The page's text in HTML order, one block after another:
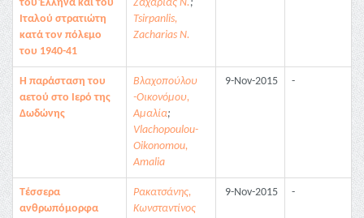
του Έλληνα και του
Ιταλού στρατιώτη
κατά τον πόλεμο
του 1940-41
Ζαχαρίας Ν.;
Tsirpanlis,
Zacharias N.
Η παράσταση του
αετού στο Ιερό της
Δωδώνης
Βλαχοπούλου
-Οικονόμου,
Αμαλία;
Vlachopoulou-
Oikonomou,
Amalia
9-Nov-2015 -
Τέσσερα
ανθρωπόμορφα
Ρακατσάνης,
Κωνσταντίνος
9-Nov-2015 -